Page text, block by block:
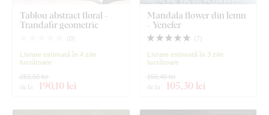
Tablou abstract floral -
Trandafir geometric
( 0)
Livrare estimată în 4 zile
lucrătoare
de la 190,10 lei
253,50 lei
Mandala flower din lemn
- Yenefer
( 7)
Livrare estimată în 3 zile
lucrătoare
de la 105,30 lei
150,40 lei